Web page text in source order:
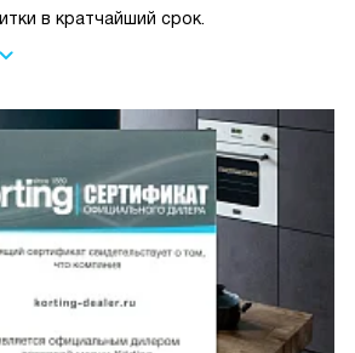
в кратчайший срок.